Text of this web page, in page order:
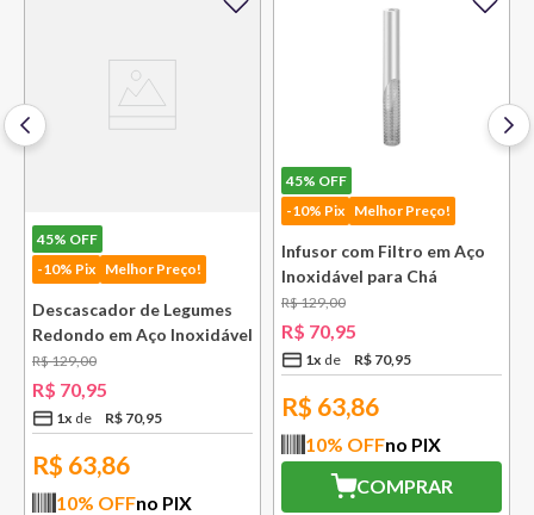
45% OFF
-10% Pix Melhor Preço!
Descascador de Legumes
Redondo em Aço Inoxidável
131 mm Bsf
R$129,00
R$ 70 95
1x R$ 70, 95
R$ 63,86
10% OFFno PIX
45% OFF
-10% Pix Melhor Preço!
Infusor com Filtro em Aço
Inoxidável para Chá
Lausanne Bsf
R$129,00
R$ 70,95
1x R$ 70, 95
R$ 63,86
10% OFFno PIX
COMPRAR